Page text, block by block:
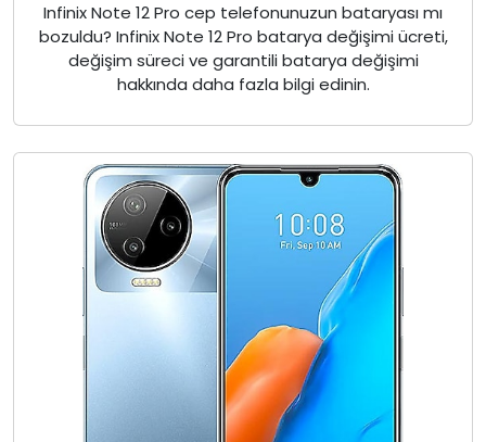
Infinix Note 12 Pro cep telefonunuzun bataryası mı
bozuldu? Infinix Note 12 Pro batarya değişimi ücreti,
değişim süreci ve garantili batarya değişimi
hakkında daha fazla bilgi edinin.